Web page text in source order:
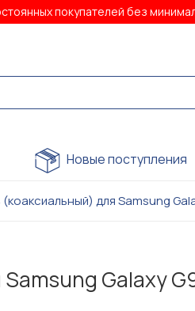
покупателей без
Новые поступления
для Samsung
Galaxy